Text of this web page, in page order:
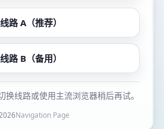
线路 A（推荐）
线路 B（备用）
换线路或使用主流浏览器稍后再试。
Navigation Page